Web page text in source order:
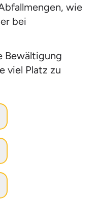
wie
bei
Bewältigung
viel Platz zu